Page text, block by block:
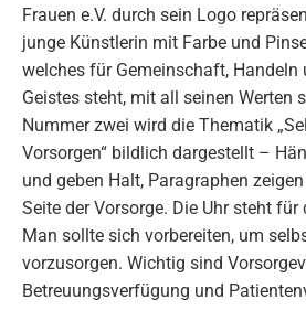
Frauen e.V. durch sein Logo
junge Künstlerin mit Farbe und
welches für Gemeinschaft, Handeln
Geistes steht, mit all seinen Werten
Nummer zwei wird die Thematik
Vorsorgen“ bildlich dargestellt –
und geben Halt, Paragraphen
Seite der Vorsorge. Die Uhr steht für
Man sollte sich vorbereiten, um
vorzusorgen. Wichtig sind
Betreuungsverfügung und